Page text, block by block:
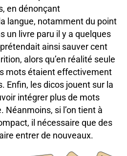
en dénonçant
langue, notamment du point
un livre paru il y a quelques
ainsi sauver cent
alors qu’en réalité seule
mots étaient effectivement
Enfin, les dicos jouent sur la
intégrer plus de mots
Néanmoins, si l’on tient à
il nécessaire que des
entrer de nouveaux.